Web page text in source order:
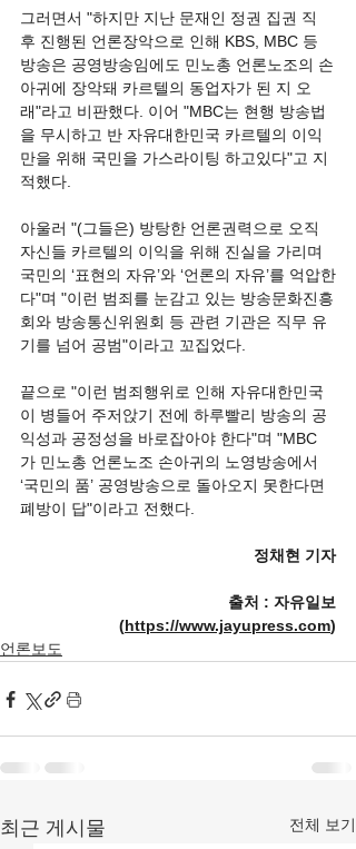
그러면서 "하지만 지난 문재인 정권 집권 직
후 진행된 언론장악으로 인해 KBS, MBC 등
방송은 공영방송임에도 민노총 언론노조의 손
아귀에 장악돼 카르텔의 동업자가 된 지 오
래"라고 비판했다. 이어 "MBC는 현행 방송법
을 무시하고 반 자유대한민국 카르텔의 이익
만을 위해 국민을 가스라이팅 하고있다"고 지
적했다.
아울러 "(그들은) 방탕한 언론권력으로 오직
자신들 카르텔의 이익을 위해 진실을 가리며
국민의 ‘표현의 자유’와 ‘언론의 자유’를 억압한
다"며 "이런 범죄를 눈감고 있는 방송문화진흥
회와 방송통신위원회 등 관련 기관은 직무 유
기를 넘어 공범"이라고 꼬집었다.
끝으로 "이런 범죄행위로 인해 자유대한민국
이 병들어 주저앉기 전에 하루빨리 방송의 공
익성과 공정성을 바로잡아야 한다"며 "MBC
가 민노총 언론노조 손아귀의 노영방송에서
‘국민의 품’ 공영방송으로 돌아오지 못한다면
폐방이 답"이라고 전했다.
정채현 기자
출처 : 자유일보
(https://www.jayupress.com)
언론보도
최근 게시물 전체 보기